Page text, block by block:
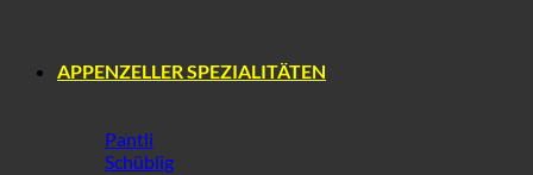
APPENZELLER SPEZIALITÄTEN
Pantli
Schüblig